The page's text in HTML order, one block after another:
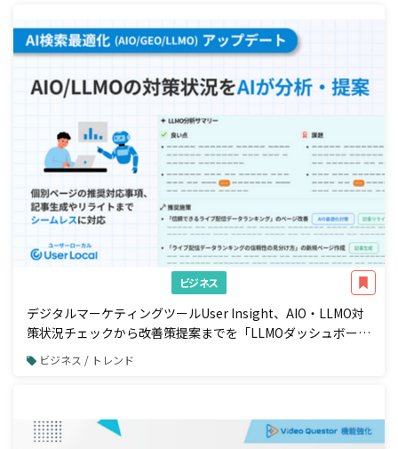
ビジネス
デジタルマーケティングツールUser Insight、AIO・LLMO対
策状況チェックから改善策提案までを「LLMOダッシュボー
ド」で一元管理
ビジネス / トレンド